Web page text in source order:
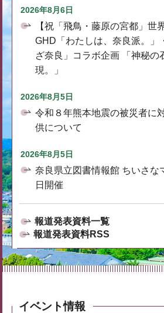
2026年8月6日
【祝「飛鳥・藤原の宮都」世
GHD「わたしは、奈良派。」
ざ奈良」コラボ企画 「神秘の
現。」
2026年8月5日
令和８年熊本地震の被災者に
供について
2026年8月5日
奈良県立図書情報館 ちいさな
日開催
報道発表資料一覧
報道発表資料RSS
イベント情報